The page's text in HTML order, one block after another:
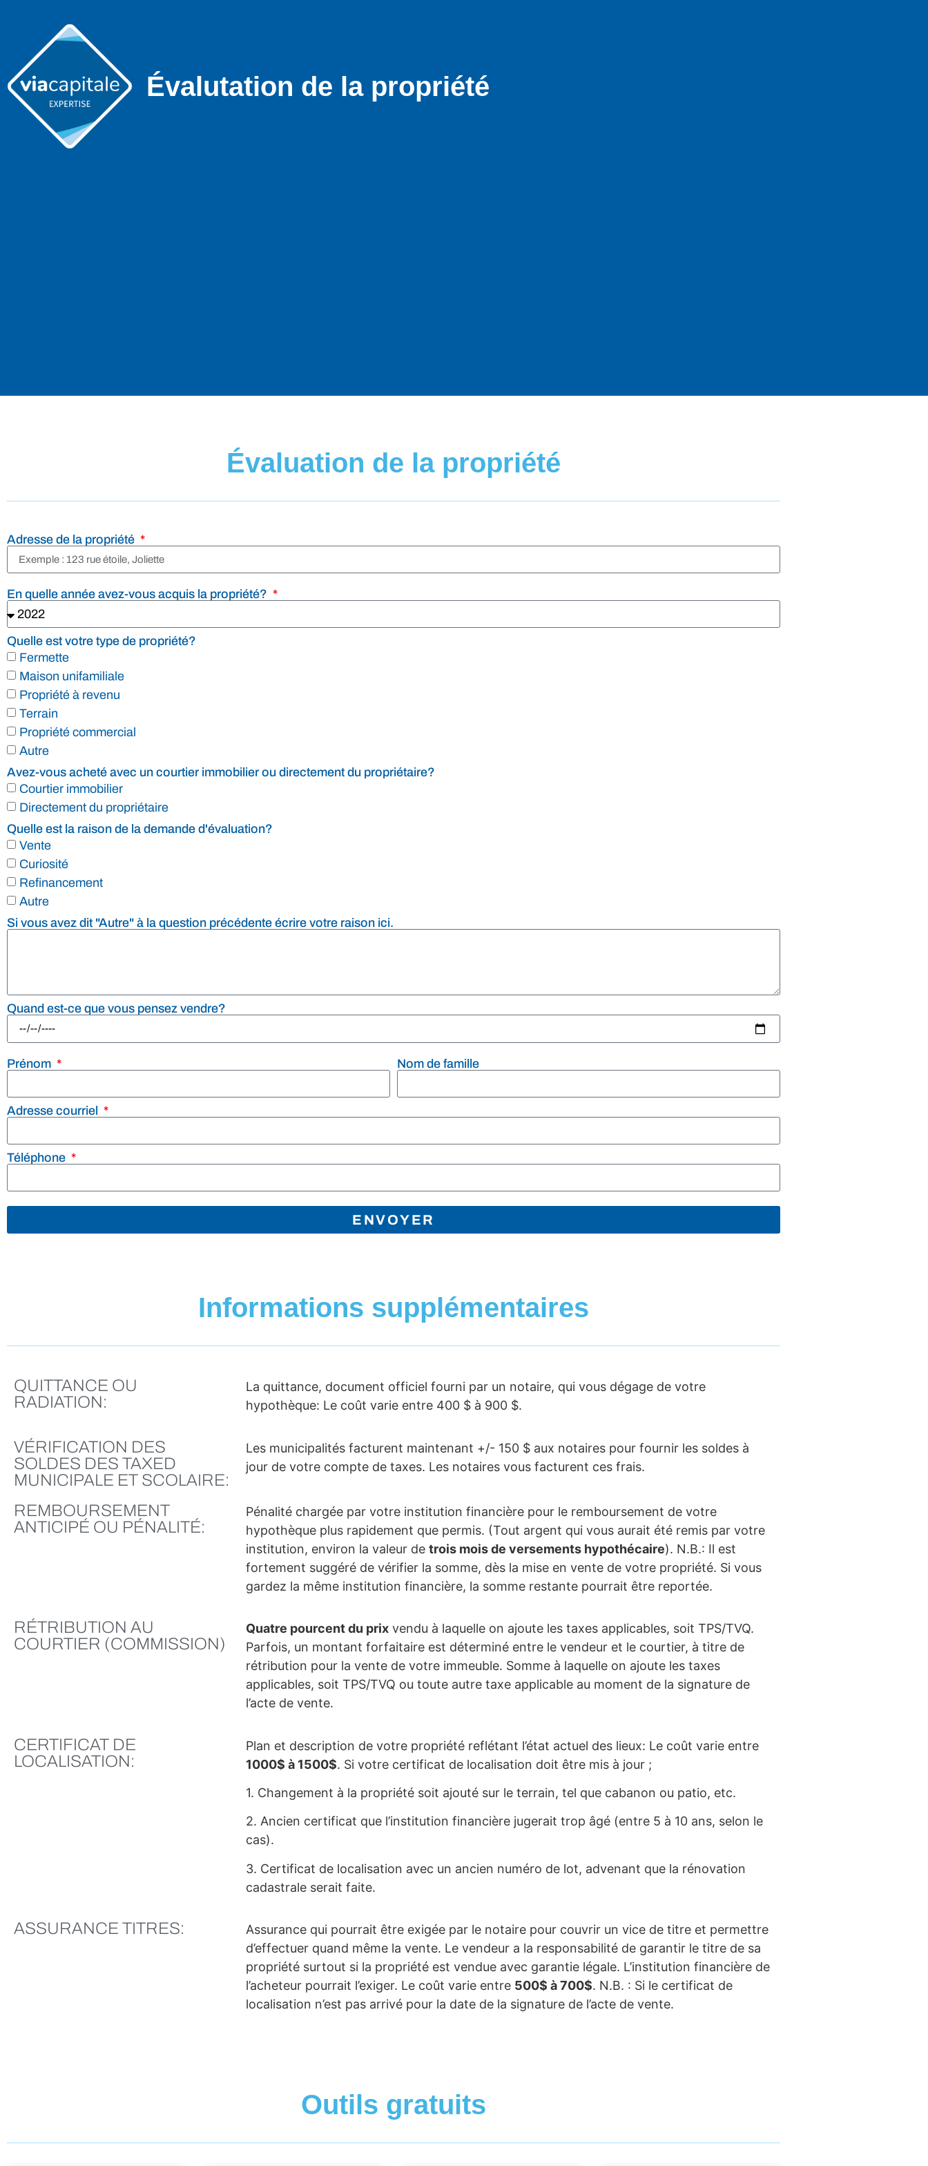
Évalutation de la propriété
Évaluation de la propriété
Adresse de la propriété
En quelle année avez-vous acquis la propriété?
Quelle est votre type de propriété?
Fermette
Maison unifamiliale
Propriété à revenu
Terrain
Propriété commercial
Autre
Avez-vous acheté avec un courtier immobilier ou directement du propriétaire?
Courtier immobilier
Directement du propriétaire
Quelle est la raison de la demande d'évaluation?
Vente
Curiosité
Refinancement
Autre
Si vous avez dit "Autre" à la question précédente écrire votre raison ici.
Quand est-ce que vous pensez vendre?
Prénom Nom de famille
Adresse courriel
Téléphone
ENVOYER
Informations supplémentaires
QUITTANCE OU
RADIATION:
La quittance, document officiel fourni par un notaire, qui vous dégage de votre
hypothèque: Le coût varie entre 400 $ à 900 $.
VÉRIFICATION DES
SOLDES DES TAXED
MUNICIPALE ET SCOLAIRE:
Les municipalités facturent maintenant +/- 150 $ aux notaires pour fournir les soldes à
jour de votre compte de taxes. Les notaires vous facturent ces frais.
REMBOURSEMENT
ANTICIPÉ OU PÉNALITÉ:
Pénalité chargée par votre institution financière pour le remboursement de votre
hypothèque plus rapidement que permis. (Tout argent qui vous aurait été remis par votre
institution, environ la valeur de trois mois de versements hypothécaire). N.B.: Il est
fortement suggéré de vérifier la somme, dès la mise en vente de votre propriété. Si vous
gardez la même institution financière, la somme restante pourrait être reportée.
RÉTRIBUTION AU
COURTIER (COMMISSION)
Quatre pourcent du prix vendu à laquelle on ajoute les taxes applicables, soit TPS/TVQ.
Parfois, un montant forfaitaire est déterminé entre le vendeur et le courtier, à titre de
rétribution pour la vente de votre immeuble. Somme à laquelle on ajoute les taxes
applicables, soit TPS/TVQ ou toute autre taxe applicable au moment de la signature de
l’acte de vente.
CERTIFICAT DE
LOCALISATION:
Plan et description de votre propriété reflétant l’état actuel des lieux: Le coût varie entre
1000$ à 1500$. Si votre certificat de localisation doit être mis à jour ;
1. Changement à la propriété soit ajouté sur le terrain, tel que cabanon ou patio, etc.
2. Ancien certificat que l’institution financière jugerait trop âgé (entre 5 à 10 ans, selon le
cas).
3. Certificat de localisation avec un ancien numéro de lot, advenant que la rénovation
cadastrale serait faite.
ASSURANCE TITRES:
Assurance qui pourrait être exigée par le notaire pour couvrir un vice de titre et permettre
d’effectuer quand même la vente. Le vendeur a la responsabilité de garantir le titre de sa
propriété surtout si la propriété est vendue avec garantie légale. L’institution financière de
l’acheteur pourrait l’exiger. Le coût varie entre 500$ à 700$. N.B. : Si le certificat de
localisation n’est pas arrivé pour la date de la signature de l’acte de vente.
Outils gratuits